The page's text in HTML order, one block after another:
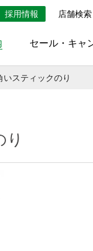
採用情報 店舗検索
セール・キャ
いスティックのり
り